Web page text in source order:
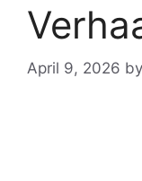
April 9, 2026 by